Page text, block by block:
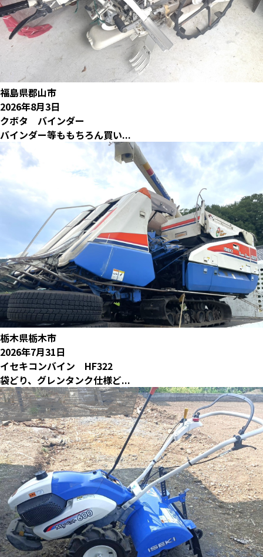
福島県郡山市
2026年8月3日
クボタ バインダー
バインダー等ももちろん買い...
栃木県栃木市
2026年7月31日
イセキコンバイン HF322
袋どり、グレンタンク仕様ど...